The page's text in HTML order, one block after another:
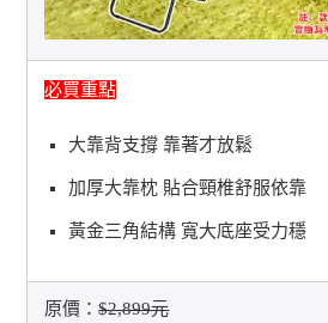
必買重點
大靠背支撐 靠著才放鬆
加厚大靠枕 貼合頸椎舒服依靠
黃金三角結構 寬大底座受力穩
原價：$2,899元